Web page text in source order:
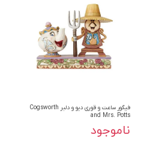
فیگور ساعت و قوری دیو و دلبر Cogsworth
and Mrs. Potts
ناموجود